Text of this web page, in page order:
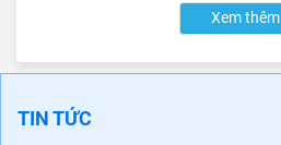
Xem thêm
TIN TỨC